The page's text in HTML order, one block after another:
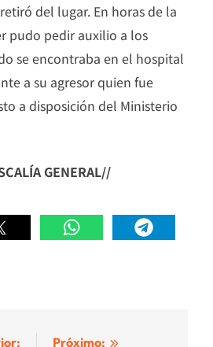
del lugar. En horas de la
pudo pedir auxilio a los
se encontraba en el hospital
a su agresor quien fue
a disposición del Ministerio
GENERAL//
Próximo: